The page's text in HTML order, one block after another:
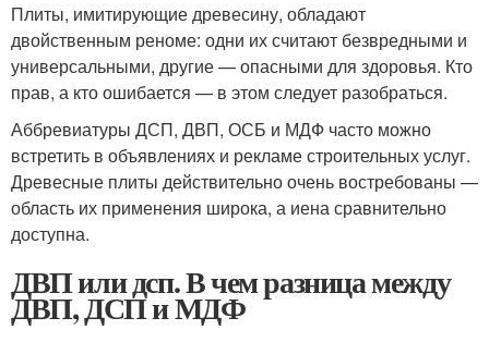
Плиты, имитирующие древесину, обладают
двойственным реноме: одни их считают безвредными и
универсальными, другие — опасными для здоровья. Кто
прав, а кто ошибается — в этом следует разобраться.
Аббревиатуры ДСП, ДВП, ОСБ и МДФ часто можно
встретить в объявлениях и рекламе строительных услуг.
Древесные плиты действительно очень востребованы —
область их применения широка, а иена сравнительно
доступна.
ДВП или дсп. В чем разница между
ДВП, ДСП и МДФ